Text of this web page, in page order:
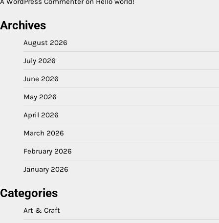
Archives
August 2026
July 2026
June 2026
May 2026
April 2026
March 2026
February 2026
January 2026
Categories
Art & Craft